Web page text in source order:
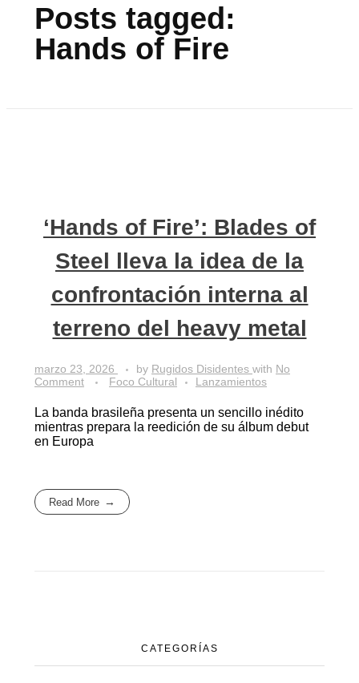
Posts tagged:
Hands of Fire
‘Hands of Fire’: Blades of
Steel lleva la idea de la
confrontación interna al
terreno del heavy metal
marzo 23, 2026 by Rugidos Disidentes with No
Comment
Foco Cultural Lanzamientos
La banda brasileña presenta un sencillo inédito
mientras prepara la reedición de su álbum debut
en Europa
Read More
CATEGORÍAS